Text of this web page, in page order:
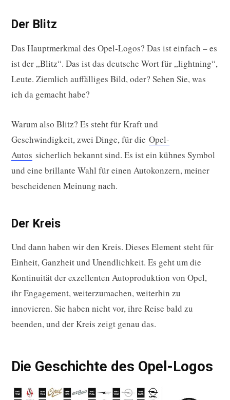
Der Blitz
Das Hauptmerkmal des Opel-Logos? Das ist einfach – es
ist der „Blitz“. Das ist das deutsche Wort für „lightning“,
Leute. Ziemlich auffälliges Bild, oder? Sehen Sie, was
ich da gemacht habe?
Warum also Blitz? Es steht für Kraft und
Geschwindigkeit, zwei Dinge, für die Opel-
Autos sicherlich bekannt sind. Es ist ein kühnes Symbol
und eine brillante Wahl für einen Autokonzern, meiner
bescheidenen Meinung nach.
Der Kreis
Und dann haben wir den Kreis. Dieses Element steht für
Einheit, Ganzheit und Unendlichkeit. Es geht um die
Kontinuität der exzellenten Autoproduktion von Opel,
ihr Engagement, weiterzumachen, weiterhin zu
innovieren. Sie haben nicht vor, ihre Reise bald zu
beenden, und der Kreis zeigt genau das.
Die Geschichte des Opel-Logos